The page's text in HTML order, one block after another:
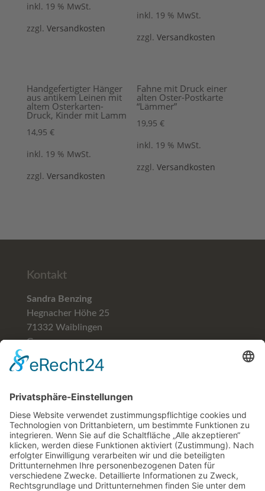
inkl. 19 % MwSt.
zzgl. Versandkosten
inkl. 19 % MwSt.
zzgl.Versandkosten
Handgefertigter Hänger
aus antikem Leinen mit
altem Osterkarten-
Druck, Kinder mit Lamm
14,95 €
inkl. 19 % MwSt.
zzgl. Versandkosten
Fahne mit Druck einer
alten Oster-Postkarte
“Lämmer”
19,95€
inkl. 19 % MwSt.
zzgl.Versandkosten
Kontakt
Sandra Benzing
Hegnacher Höhe 25
71332 Waiblingen
Germany
Telefon (+49)07151-59781
email: blumenhofbenzing@gmail.com
Hilfe & Rechtliches
FAQ
Versand